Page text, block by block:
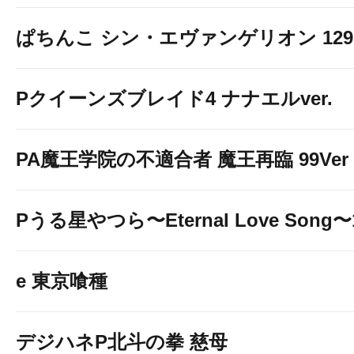
ぱちんこ シン・エヴァンゲリオン
Pクイーンズブレイド4 ナナエルver.
PA魔王学院の不適合者 魔王再臨 99Ver
Pうる星やつら〜Eternal Love Song
e 東京喰種
デジハネP北斗の拳 慈母